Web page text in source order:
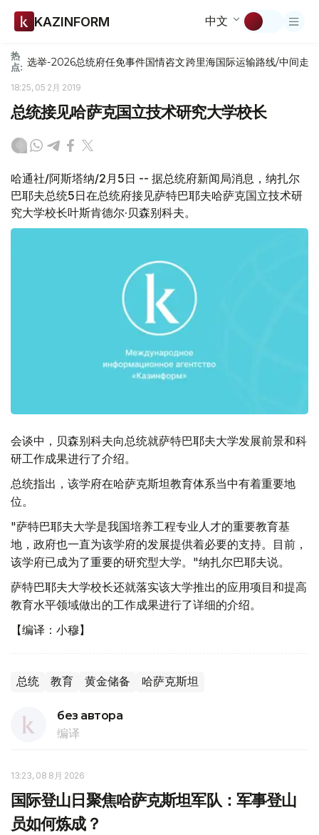
KAZINFORM 中文
热
点: 选举-2026总统府任免事件国情咨文跨里海国际运输路线/中间走廊
18:25, 05 2月 2019
总统接见哈萨克国立技术研究大学校长
哈通社/阿斯塔纳/2月5日 -- 据总统府新闻局消息，纳扎尔
巴耶夫总统5日在总统府接见萨特巴耶夫哈萨克国立技术研
究大学校长叶斯肯德尔·贝森别科夫。
会谈中，贝森别科夫向总统就萨特巴耶夫大学发展前景和科
研工作成果进行了介绍。
总统指出，该学府在哈萨克斯坦教育体系当中有着重要地
位。
"萨特巴耶夫大学是我国培养工程专业人才的重要教育基
地，政府也一直为该学府的发展提供着必要的支持。目前，
该学府已成为了重要的研究型大学。"纳扎尔巴耶夫说。
萨特巴耶夫大学校长还就落实该大学推出的应用项目和提高
教育水平领域做出的工作成果进行了详细的介绍。
【编译：小穆】
总统 教育 黄金储备 哈萨克斯坦
без автора
编译
13:23, 08 8月 2026
国际登山日聚焦哈萨克斯坦军队：军事登山
员如何炼成？